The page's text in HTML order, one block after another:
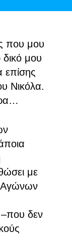
που μου
δικό μου
επίσης
Νικόλα.
με
Αγώνων
–που δεν